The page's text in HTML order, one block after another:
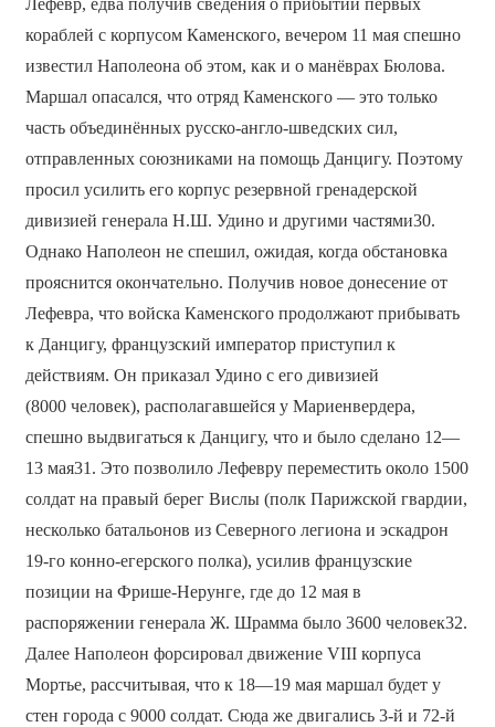
Лефевр, едва получив сведения о прибытии первых
кораблей с корпусом Каменского, вечером 11 мая спешно
известил Наполеона об этом, как и о манёврах Бюлова.
Маршал опасался, что отряд Каменского — это только
часть объединённых русско-англо-шведских сил,
отправленных союзниками на помощь Данцигу. Поэтому
просил усилить его корпус резервной гренадерской
дивизией генерала Н.Ш. Удино и другими частями30.
Однако Наполеон не спешил, ожидая, когда обстановка
прояснится окончательно. Получив новое донесение от
Лефевра, что войска Каменского продолжают прибывать
к Данцигу, французский император приступил к
действиям. Он приказал Удино с его дивизией
(8000 человек), располагавшейся у Мариенвердера,
спешно выдвигаться к Данцигу, что и было сделано 12—
13 мая31. Это позволило Лефевру переместить около 1500
солдат на правый берег Вислы (полк Парижской гвардии,
несколько батальонов из Северного легиона и эскадрон
19-го конно-егерского полка), усилив французские
позиции на Фрише-Нерунге, где до 12 мая в
распоряжении генерала Ж. Шрамма было 3600 человек32.
Далее Наполеон форсировал движение VIII корпуса
Мортье, рассчитывая, что к 18—19 мая маршал будет у
стен города с 9000 солдат. Сюда же двигались 3-й и 72-й